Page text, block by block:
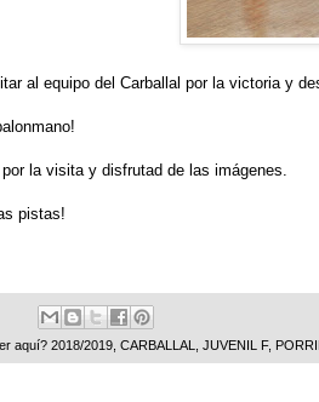
al equipo del Carballal por la victoria y
la visita y disfrutad de las imágenes.
pistas!
aquí? 2018/2019 CARBALLAL JUVENIL F,